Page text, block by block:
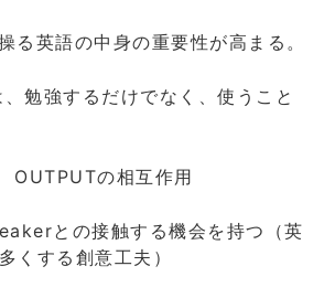
中身の重要性が高まる。
するだけでなく、使うこと
の相互作用
との接触する機会を持つ（英
くする創意工夫）